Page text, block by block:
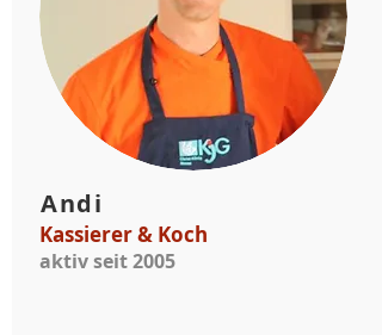
Andi
Kassierer & Koch
aktiv seit 2005